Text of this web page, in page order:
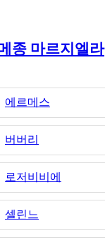
종 마르지엘라
에르메스
버버리
로저비비에
셀린느